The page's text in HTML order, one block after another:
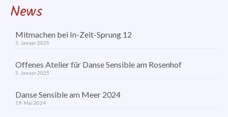
News
Mitmachen bei In-Zeit-Sprung 12
5. Januar 2025
Offenes Atelier für Danse Sensible am Rosenhof
5. Januar 2025
Danse Sensible am Meer 2024
19. Mai 2024